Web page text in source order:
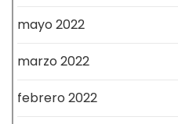
mayo 2022
marzo 2022
febrero 2022